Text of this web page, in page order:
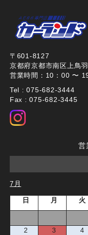
〒601-8127
京都府京都市南区上鳥
営業時間：10：00 〜
Tel : 075-682-3444
Fax : 075-682-3445
営
7月
日 月 火
2 3 4